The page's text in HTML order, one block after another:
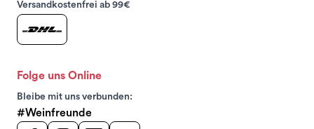
Versandkostenfrei ab 99€
Folge uns Online
Bleibe mit uns verbunden:
#Weinfreunde